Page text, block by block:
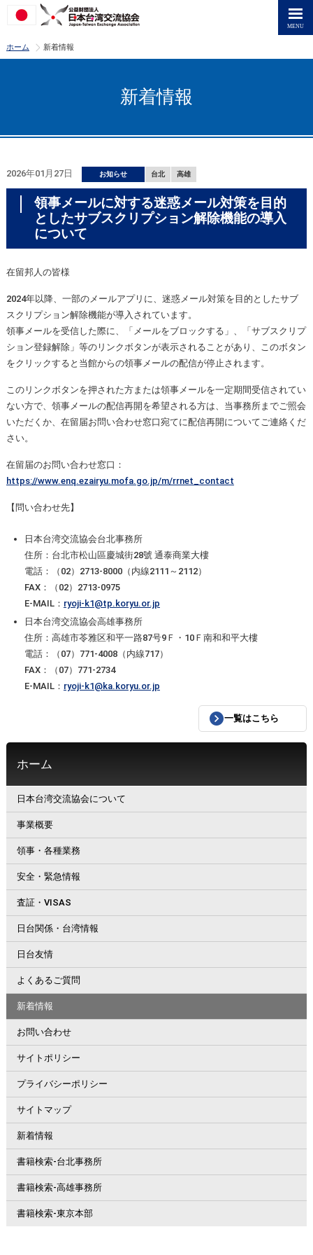
ホーム >
新着情報
新着情報
2026年01月27日 お知らせ 台北 高雄
領事メールに対する迷惑メール対策を目的
としたサブスクリプション解除機能の導入
について
在留邦人の皆様
2024年以降、一部のメールアプリに、迷惑メール対策を目的としたサブ
スクリプション解除機能が導入されています。
領事メールを受信した際に、「メールをブロックする」、「サブスクリプ
ション登録解除」等のリンクボタンが表示されることがあり、このボタン
をクリックすると当館からの領事メールの配信が停止されます。
このリンクボタンを押された方または領事メールを一定期間受信されてい
ない方で、領事メールの配信再開を希望される方は、当事務所までご照会
いただくか、在留届お問い合わせ窓口宛てに配信再開についてご連絡くだ
さい。
在留届のお問い合わせ窓口：
https://www.enq.ezairyu.mofa.go.jp/m/rrnet_contact
【問い合わせ先】
日本台湾交流協会台北事務所
住所：台北市松山區慶城街28號 通泰商業大樓
電話：（02）2713-8000（内線2111～2112）
FAX：（02）2713-0975
E-MAIL： ryoji-k1@tp.koryu.or.jp
日本台湾交流協会高雄事務所
住所：高雄市苓雅区和平一路87号9Ｆ・10Ｆ南和和平大樓
電話：（07）771-4008（内線717）
FAX：（07）771-2734
E-MAIL： ryoji-k1@ka.koryu.or.jp
一覧はこちら
ホーム
日本台湾交流協会について
事業概要
領事・各種業務
安全・緊急情報
査証・VISAS
日台関係・台湾情報
日台友情
よくあるご質問
新着情報
お問い合わせ
サイトポリシー
プライバシーポリシー
サイトマップ
新着情報
書籍検索-台北事務所
書籍検索-高雄事務所
書籍検索-東京本部